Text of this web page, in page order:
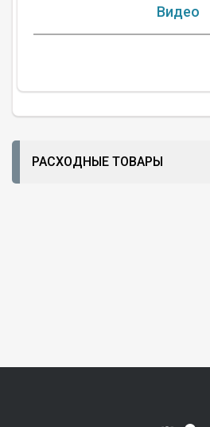
Видео
РАСХОДНЫЕ ТОВАРЫ